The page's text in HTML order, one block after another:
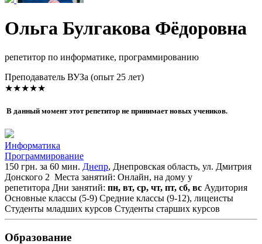
Ольга Булгакова Фёдоровна
репетитор по информатике, программированию
Преподаватель ВУЗа (опыт 25 лет)
★★★★★
В данный момент этот репетитор не принимает новых учеников.
Информатика
Программирование
150 грн. за 60 мин. Днепр, Днепровская область, ул. Дмитрия
Донского 2 Места занятий: Онлайн, на дому у
репетитора Дни занятий: пн, вт, ср, чт, пт, сб, вс Аудитория
Основные классы (5-9) Средние классы (9-12), лицеисты
Студенты младших курсов Студенты старших курсов
Образование